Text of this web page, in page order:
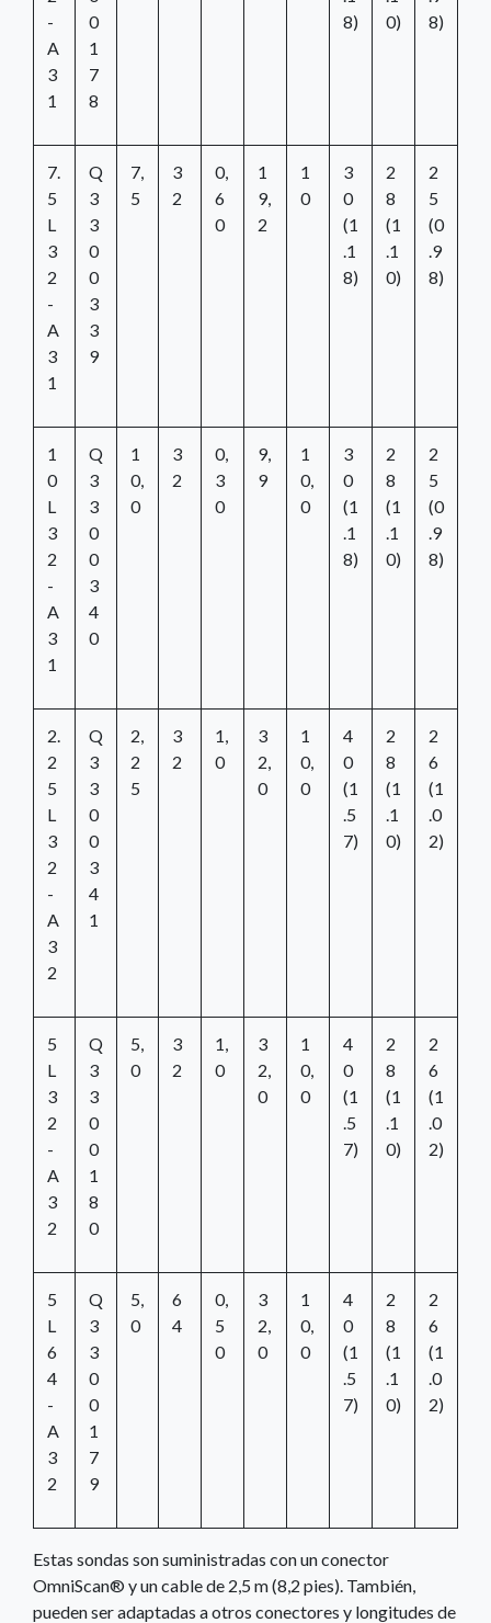
-
A
3
1
0
1
7
8
8)
0)
8)
7.
5
L
3
2
-
A
3
1
Q
3
3
0
0
3
3
9
7,
5
3
2
0,
6
0
1
9,
2
1
0
3
0
(1
.1
8)
2
8
(1
.1
0)
2
5
(0
.9
8)
1
0
L
3
2
-
A
3
1
Q
3
3
0
0
3
4
0
1
0,
0
3
2
0,
3
0
9,
9
1
0,
0
3
0
(1
.1
8)
2
8
(1
.1
0)
2
5
(0
.9
8)
2.
2
5
L
3
2
-
A
3
2
Q
3
3
0
0
3
4
1
2,
2
5
3
2
1,
0
3
2,
0
1
0,
0
4
0
(1
.5
7)
2
8
(1
.1
0)
2
6
(1
.0
2)
5
L
3
2
-
A
3
2
Q
3
3
0
0
1
8
0
5,
0
3
2
1,
0
3
2,
0
1
0,
0
4
0
(1
.5
7)
2
8
(1
.1
0)
2
6
(1
.0
2)
5
L
6
4
-
A
3
2
Q
3
3
0
0
1
7
9
5,
0
6
4
0,
5
0
3
2,
0
1
0,
0
4
0
(1
.5
7)
2
8
(1
.1
0)
2
6
(1
.0
2)
Estas sondas son suministradas con un conector
OmniScan® y un cable de 2,5 m (8,2 pies). También,
pueden ser adaptadas a otros conectores y longitudes de